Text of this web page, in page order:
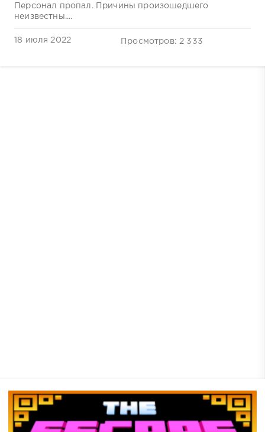
Персонал пропал. Причины произошедшего
неизвестны....
18 июля 2022 Просмотров: 2 333